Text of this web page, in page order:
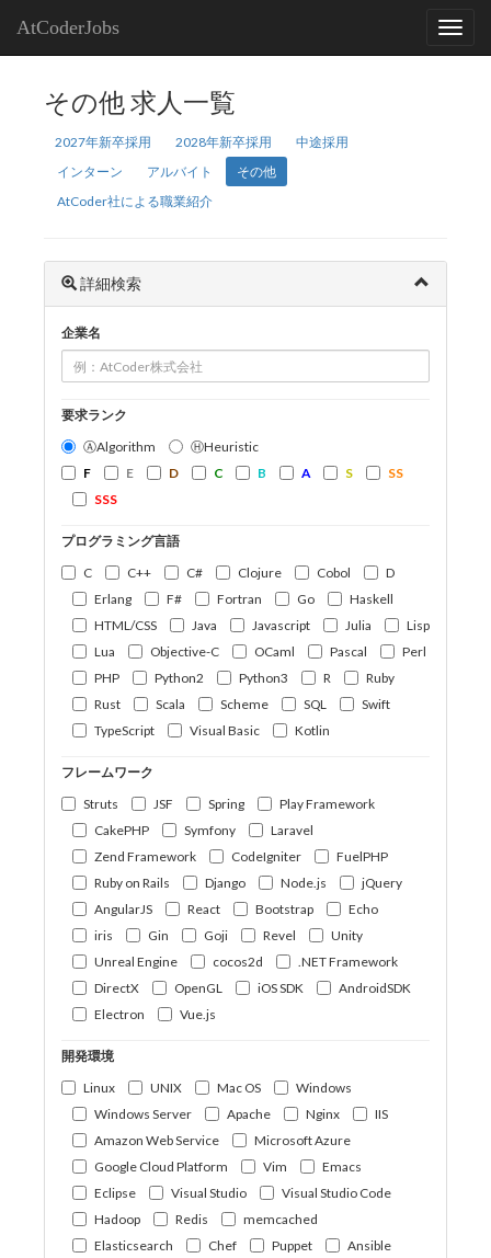
AtCoderJobs
その他 求人一覧
2027年新卒採用 2028年新卒採用
中途採用
インターン
アルバイト
その他
AtCoder社による職業紹介
詳細検索
企業名
要求ランク
ⒶAlgorithm
ⒽHeuristic
F
E D C B A S
SS
SSS
プログラミング言語
C
C++ C# Clojure Cobol
D
Erlang
F# Fortran Go
Haskell
HTML/CSS
Java Javascript Julia
Lisp
Lua
Objective-C OCaml Pascal
Perl
PHP
Python2 Python3 R
Ruby
Rust
Scala Scheme SQL
Swift
TypeScript
Visual Basic Kotlin
フレームワーク
Struts
JSF Spring
Play Framework
CakePHP
Symfony
Laravel
Zend Framework
CodeIgniter
FuelPHP
Ruby on Rails
Django Node.js
jQuery
AngularJS
React Bootstrap
Echo
iris
Gin Goji Revel
Unity
Unreal Engine
cocos2d
.NET Framework
DirectX
OpenGL iOS SDK
AndroidSDK
Electron
Vue.js
開発環境
Linux
UNIX Mac OS
Windows
Windows Server
Apache Nginx
IIS
Amazon Web Service
Microsoft Azure
Google Cloud Platform
Vim
Emacs
Eclipse
Visual Studio
Visual Studio Code
Hadoop
Redis
memcached
Elasticsearch
Chef Puppet
Ansible